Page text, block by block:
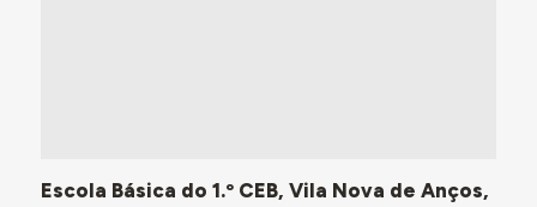
Escola Básica do 1.º CEB, Vila Nova de Anços,